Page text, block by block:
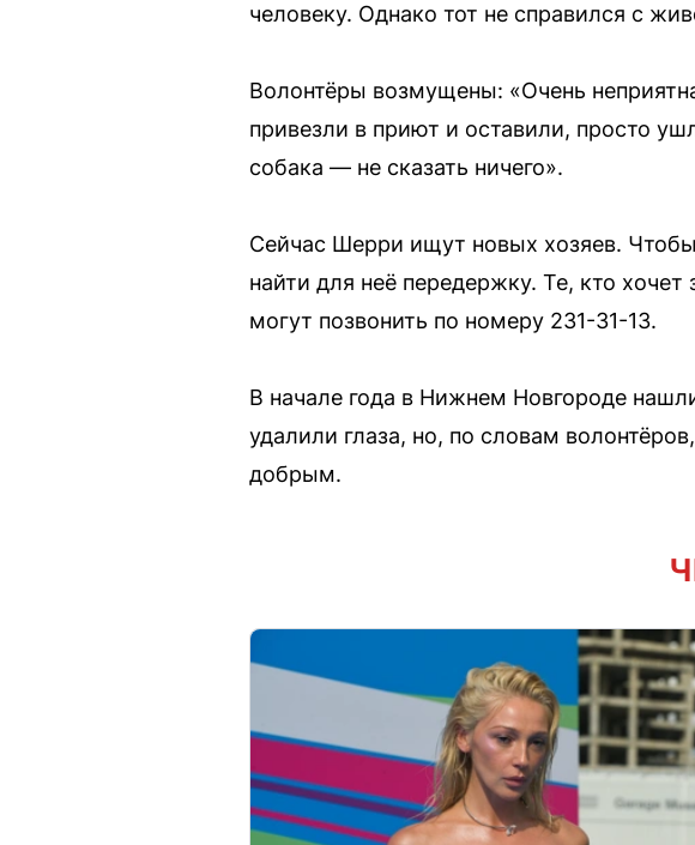
человеку. Однако тот не справился с
Волонтёры возмущены: «Очень
привезли в приют и оставили, просто
собака — не сказать ничего».
Сейчас Шерри ищут новых хозяев.
найти для неё передержку. Те, кто
могут позвонить по номеру 231-31-13.
В начале года в Нижнем Новгороде
удалили глаза, но, по словам
добрым.